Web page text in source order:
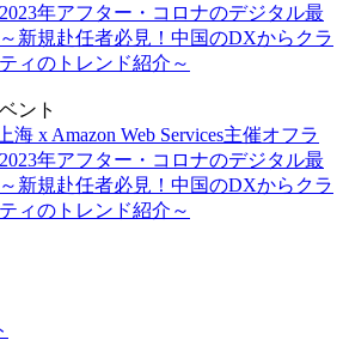
年アフター・コロナのデジタル最
新規赴任者必見！中国のDXからクラ
ィのトレンド紹介～
ント
x Amazon Web Services主催オフラ
年アフター・コロナのデジタル最
新規赴任者必見！中国のDXからクラ
ィのトレンド紹介～